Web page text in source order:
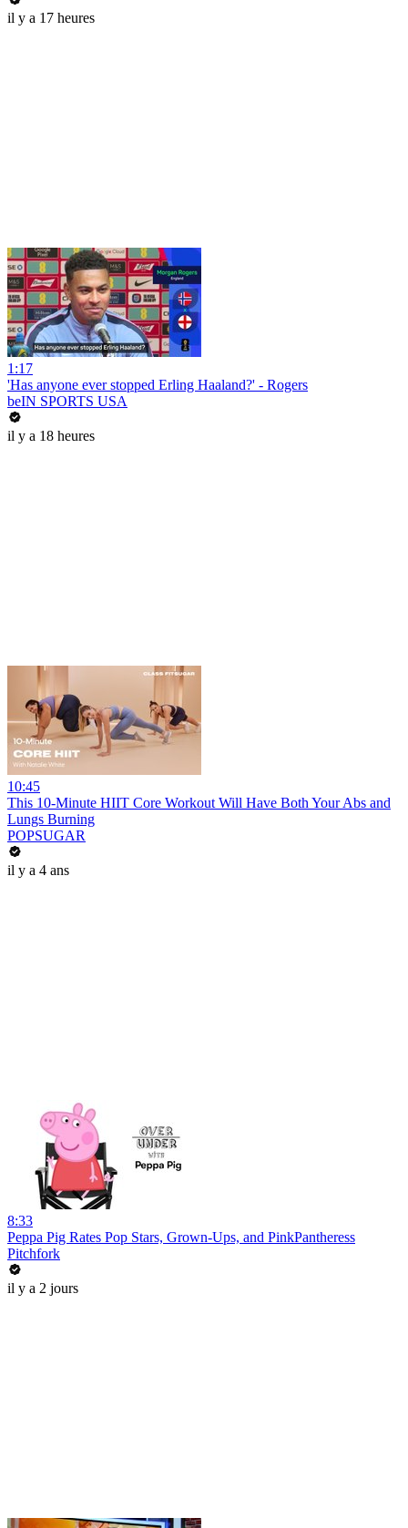
il y a 17 heures
1:17
'Has anyone ever stopped Erling Haaland?' - Rogers
beIN SPORTS USA
il y a 18 heures
10:45
This 10-Minute HIIT Core Workout Will Have Both Your Abs and
Lungs Burning
POPSUGAR
il y a 4 ans
8:33
Peppa Pig Rates Pop Stars, Grown-Ups, and PinkPantheress
Pitchfork
il y a 2 jours